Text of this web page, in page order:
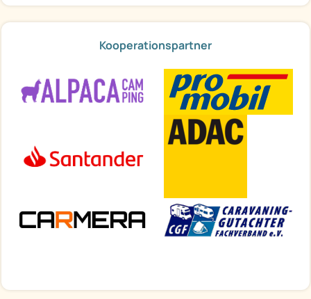
Kooperationspartner